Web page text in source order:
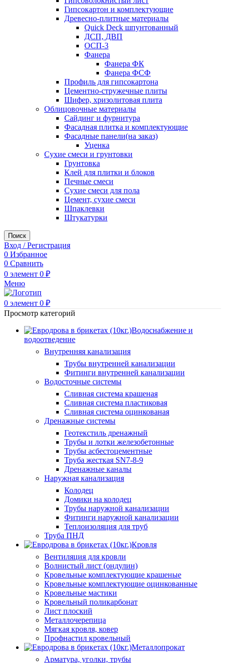
Гипсокартон и комплектующие
Древесно-плитные материалы
Quick Deck шпунтованный
ДСП, ДВП
ОСП-3
Фанера
Фанера ФК
Фанера ФСФ
Профиль для гипсокартона
Цементно-стружечные плиты
Шифер, хризолитовая плита
Облицовочные материалы
Сайдинг и фурнитура
Фасадная плитка и комплектующие
Фасадные панели(на заказ)
Уценка
Сухие смеси и грунтовки
Грунтовка
Клей для плитки и блоков
Печные смеси
Сухие смеси для пола
Цемент, сухие смеси
Шпаклевки
Штукатурки
Поиск
Вход / Регистрация
0 Избранное
0 Сравнить
0 элемент 0 ₽
Меню
0 элемент 0 ₽
Просмотр категорий
Водоснабжение и
водоотведение
Внутренняя канализация
Трубы внутренней канализации
Фитинги внутренней канализации
Водосточные системы
Сливная система крашеная
Сливная система пластиковая
Сливная система оцинкованая
Дренажные системы
Геотекстиль дренажный
Трубы и лотки железобетонные
Трубы асбестоцементные
Труба жесткая SN7-8-9
Дренажные каналы
Наружная канализация
Колодец
Домики на колодец
Трубы наружной канализации
Фитинги наружной канализации
Теплоизоляция для труб
Труба ПНД
Кровля
Вентиляция для кровли
Волнистый лист (ондулин)
Кровельные комплектующие крашеные
Кровельные комплектующие оцинкованные
Кровельные мастики
Кровельный поликарбонат
Лист плоский
Металлочерепица
Мягкая кровля, ковер
Профнастил кровельный
Металлопрокат
Арматура, уголки, трубы